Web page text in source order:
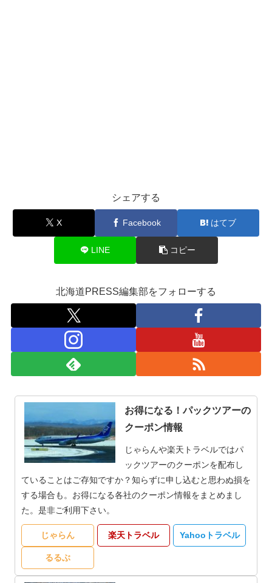
シェアする
X Facebook はてブ
LINE コピー
北海道PRESS編集部をフォローする
お得になる！パックツアーの
クーポン情報
じゃらんや楽天トラベルではパ
ックツアーのクーポンを配布し
ていることはご存知ですか？知らずに申し込むと思わぬ損を
する場合も。お得になる各社のクーポン情報をまとめまし
た。是非ご利用下さい。
じゃらん 楽天トラベル Yahooトラベル
るるぶ